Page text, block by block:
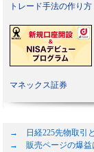
トレード手法の作り方
マネックス証券
→ 日経225先物取引
→ 販売ページの爆益